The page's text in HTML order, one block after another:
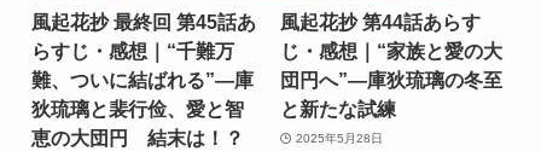
風起花抄 最終回 第45話あ
らすじ・感想｜“千難万
難、ついに結ばれる”―庫
狄琉璃と裴行俭、愛と智
恵の大団円 結末は！？
風起花抄 第44話あらす
じ・感想｜“家族と愛の大
団円へ”―庫狄琉璃の冬至
と新たな試練
2025年5月28日